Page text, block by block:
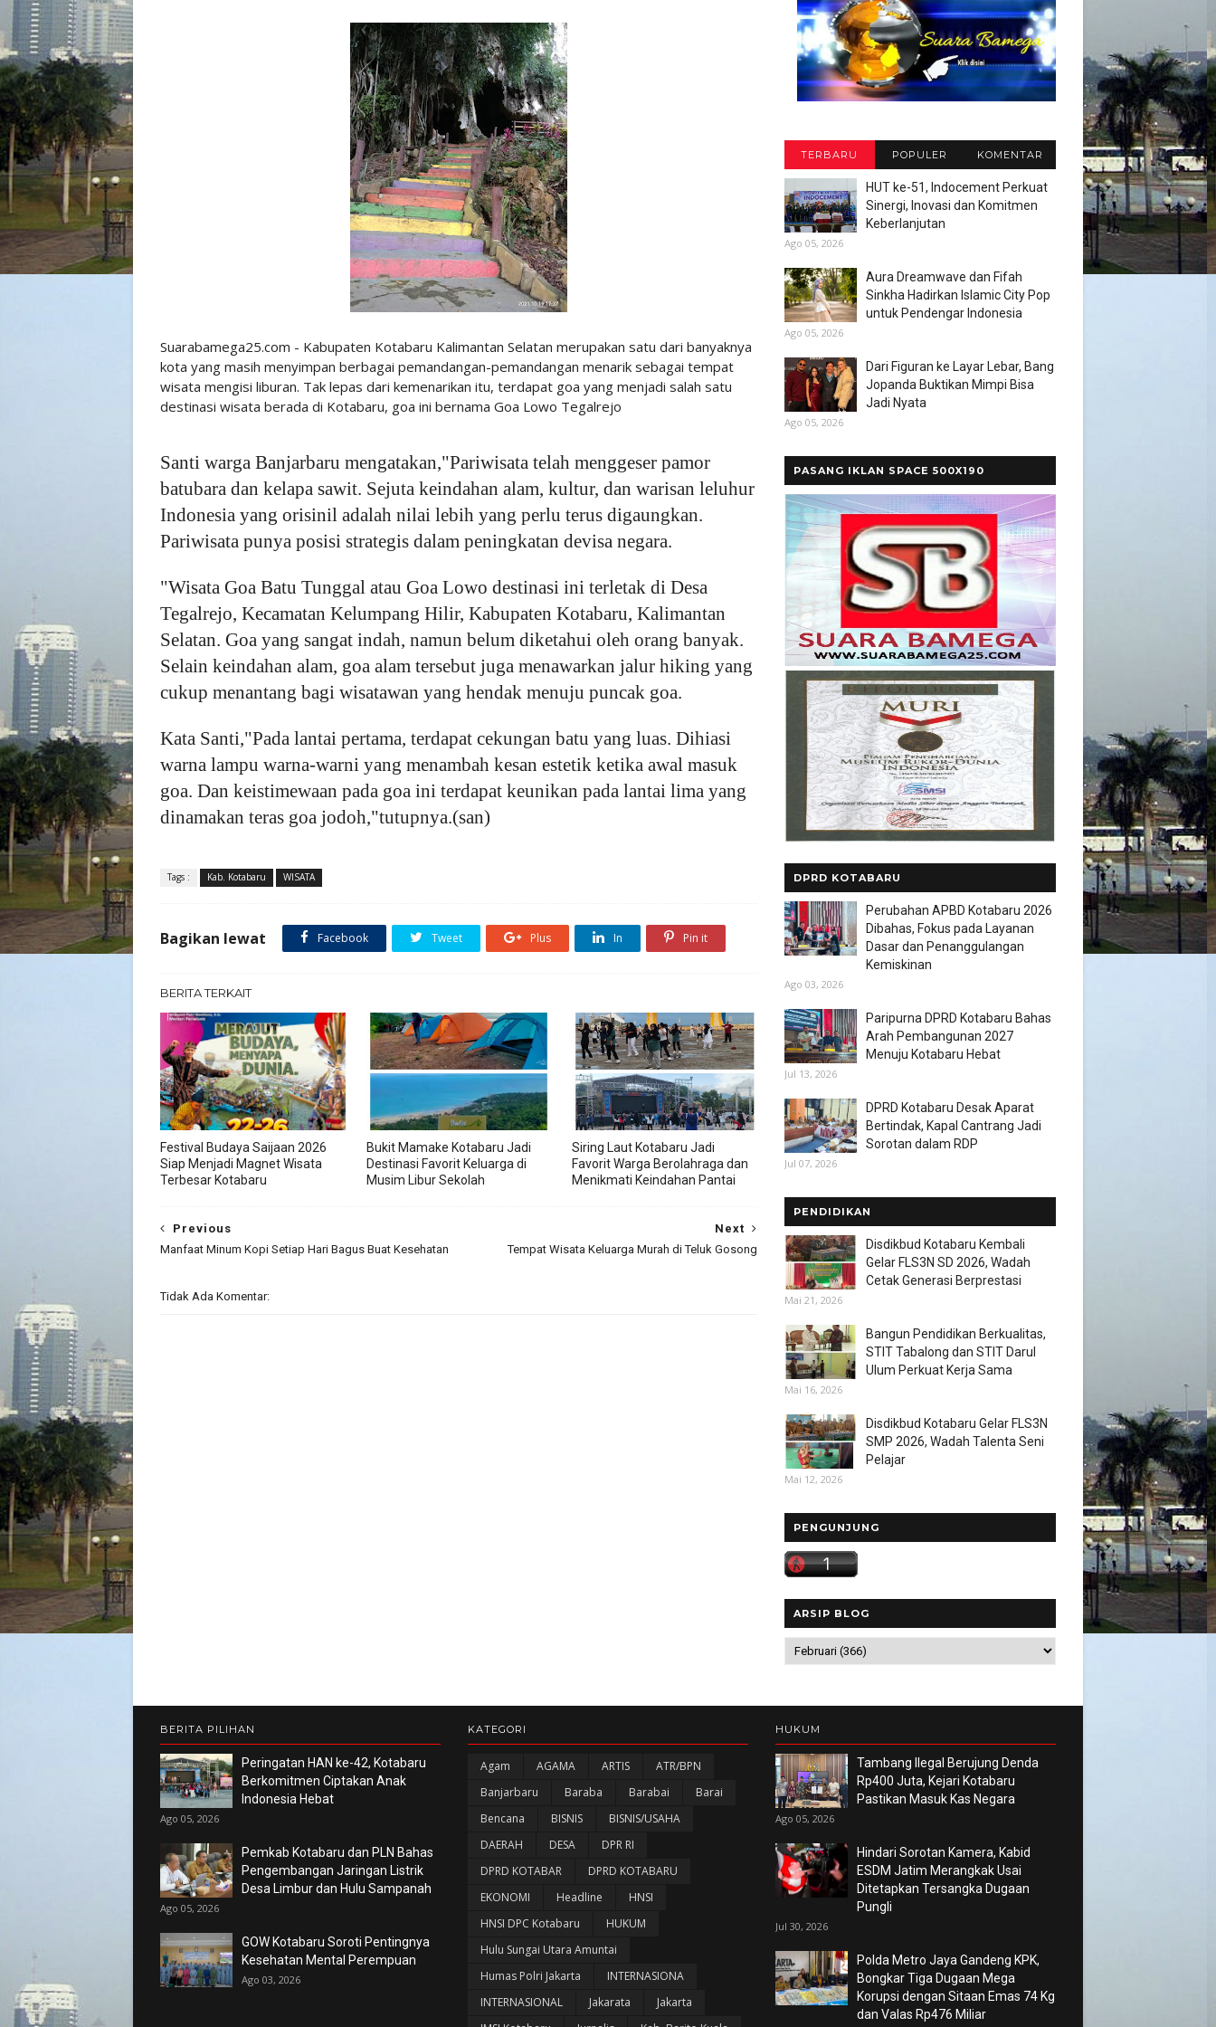
Suarabamega25.com - Kabupaten Kotabaru Kalimantan Selatan merupakan satu dari banyaknya
kota yang masih menyimpan berbagai pemandangan-pemandangan menarik sebagai tempat
wisata mengisi liburan. Tak lepas dari kemenarikan itu, terdapat goa yang menjadi salah satu
destinasi wisata berada di Kotabaru, goa ini bernama Goa Lowo Tegalrejo
Santi warga Banjarbaru mengatakan,"Pariwisata telah menggeser pamor
batubara dan kelapa sawit. Sejuta keindahan alam, kultur, dan warisan leluhur
Indonesia yang orisinil adalah nilai lebih yang perlu terus digaungkan.
Pariwisata punya posisi strategis dalam peningkatan devisa negara.
"Wisata Goa Batu Tunggal atau Goa Lowo destinasi ini terletak di Desa
Tegalrejo, Kecamatan Kelumpang Hilir, Kabupaten Kotabaru, Kalimantan
Selatan. Goa yang sangat indah, namun belum diketahui oleh orang banyak.
Selain keindahan alam, goa alam tersebut juga menawarkan jalur hiking yang
cukup menantang bagi wisatawan yang hendak menuju puncak goa.
Kata Santi,"Pada lantai pertama, terdapat cekungan batu yang luas. Dihiasi
warna lampu warna-warni yang menambah kesan estetik ketika awal masuk
goa. Dan keistimewaan pada goa ini terdapat keunikan pada lantai lima yang
dinamakan teras goa jodoh,"tutupnya.(san)
Tags : Kab. Kotabaru WISATA
Bagikan lewat Facebook Tweet Plus In Pin it
BERITA TERKAIT
Festival Budaya Saijaan 2026
Siap Menjadi Magnet Wisata
Terbesar Kotabaru
Bukit Mamake Kotabaru Jadi
Destinasi Favorit Keluarga di
Musim Libur Sekolah
Siring Laut Kotabaru Jadi
Favorit Warga Berolahraga dan
Menikmati Keindahan Pantai
Next
Tempat Wisata Keluarga Murah di Teluk Gosong
Previous
Manfaat Minum Kopi Setiap Hari Bagus Buat Kesehatan
Tidak Ada Komentar:
TERBARU POPULER KOMENTAR
HUT ke-51, Indocement Perkuat
Sinergi, Inovasi dan Komitmen
Keberlanjutan
Ago 05, 2026
Aura Dreamwave dan Fifah
Sinkha Hadirkan Islamic City Pop
untuk Pendengar Indonesia
Ago 05, 2026
Dari Figuran ke Layar Lebar, Bang
Jopanda Buktikan Mimpi Bisa
Jadi Nyata
Ago 05, 2026
PASANG IKLAN SPACE 500X190
DPRD KOTABARU
Perubahan APBD Kotabaru 2026
Dibahas, Fokus pada Layanan
Dasar dan Penanggulangan
Kemiskinan
Ago 03, 2026
Paripurna DPRD Kotabaru Bahas
Arah Pembangunan 2027
Menuju Kotabaru Hebat
Jul 13, 2026
DPRD Kotabaru Desak Aparat
Bertindak, Kapal Cantrang Jadi
Sorotan dalam RDP
Jul 07, 2026
PENDIDIKAN
Disdikbud Kotabaru Kembali
Gelar FLS3N SD 2026, Wadah
Cetak Generasi Berprestasi
Mai 21, 2026
Bangun Pendidikan Berkualitas,
STIT Tabalong dan STIT Darul
Ulum Perkuat Kerja Sama
Mai 16, 2026
Disdikbud Kotabaru Gelar FLS3N
SMP 2026, Wadah Talenta Seni
Pelajar
Mai 12, 2026
PENGUNJUNG
ARSIP BLOG
BERITA PILIHAN
Peringatan HAN ke-42, Kotabaru
Berkomitmen Ciptakan Anak
Indonesia Hebat
Ago 05, 2026
Pemkab Kotabaru dan PLN Bahas
Pengembangan Jaringan Listrik
Desa Limbur dan Hulu Sampanah
Ago 05, 2026
GOW Kotabaru Soroti Pentingnya
Kesehatan Mental Perempuan
Ago 03, 2026
KATEGORI
Agam AGAMA ARTIS
ATR/BPN
Banjarbaru
Baraba Barabai
Barai
Bencana
BISNIS
BISNIS/USAHA
DAERAH
DESA
DPR RI
DPRD KOTABAR
DPRD KOTABARU
EKONOMI
Headline
HNSI
HNSI DPC Kotabaru
HUKUM
Hulu Sungai Utara Amuntai
Humas Polri Jakarta
INTERNASIONA
INTERNASIONAL
Jakarata
Jakarta
HUKUM
Tambang Ilegal Berujung Denda
Rp400 Juta, Kejari Kotabaru
Pastikan Masuk Kas Negara
Ago 05, 2026
Hindari Sorotan Kamera, Kabid
ESDM Jatim Merangkak Usai
Ditetapkan Tersangka Dugaan
Pungli
Jul 30, 2026
Polda Metro Jaya Gandeng KPK,
Bongkar Tiga Dugaan Mega
Korupsi dengan Sitaan Emas 74 Kg
dan Valas Rp476 Miliar